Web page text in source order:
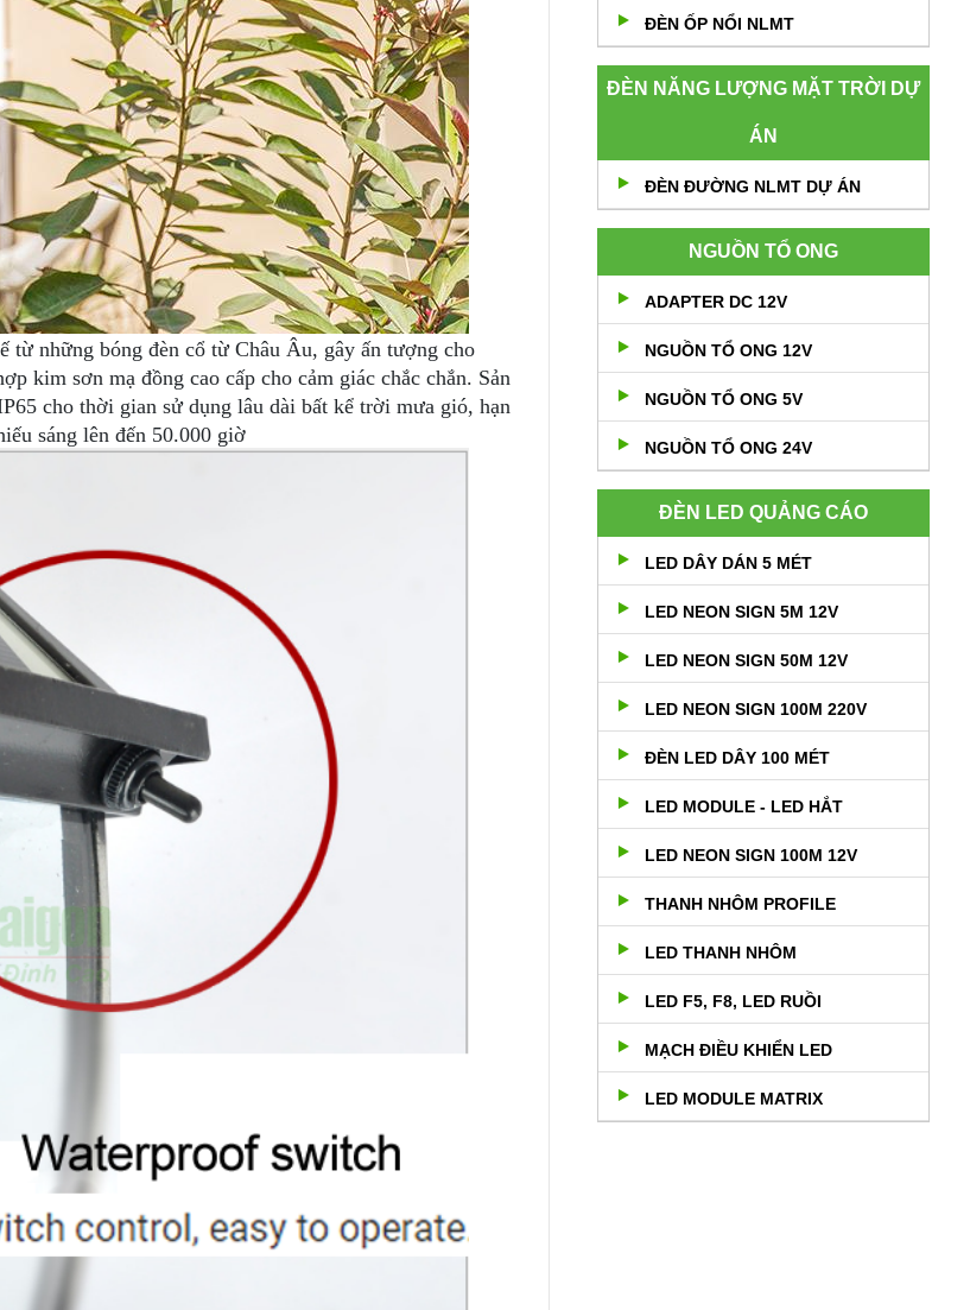
những bóng đèn cổ từ Châu Âu, gây ấn tượng cho
kim sơn mạ đồng cao cấp cho cảm giác chắc chắn. Sản
cho thời gian sử dụng lâu dài bất kể trời mưa gió, hạn
sáng lên đến 50.000 giờ
ĐÈN ỐP NỔI NLMT
ĐÈN NĂNG LƯỢNG MẶT TRỜI DỰ
ÁN
ĐÈN ĐƯỜNG NLMT DỰ ÁN
NGUỒN TỔ ONG
ADAPTER DC 12V
NGUỒN TỔ ONG 12V
NGUỒN TỔ ONG 5V
NGUỒN TỔ ONG 24V
ĐÈN LED QUẢNG CÁO
LED DÂY DÁN 5 MÉT
LED NEON SIGN 5M 12V
LED NEON SIGN 50M 12V
LED NEON SIGN 100M 220V
ĐÈN LED DÂY 100 MÉT
LED MODULE - LED HẮT
LED NEON SIGN 100M 12V
THANH NHÔM PROFILE
LED THANH NHÔM
LED F5, F8, LED RUỒI
MẠCH ĐIỀU KHIỂN LED
LED MODULE MATRIX